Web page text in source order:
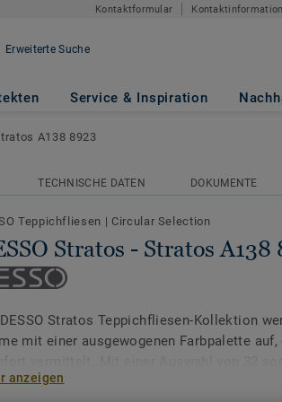
Kontaktformular Kontaktinformation
Erweiterte Suche
Service & Inspiration
A138 8923
TECHNISCHE DATEN DOKUMENTE
Teppichfliesen | Circular Selection
Stratos - Stratos A138
Stratos Teppichfliesen-Kollektion
mit einer ausgewogenen Farbpalette auf,
Farben steht Stratos für die
anzeigen